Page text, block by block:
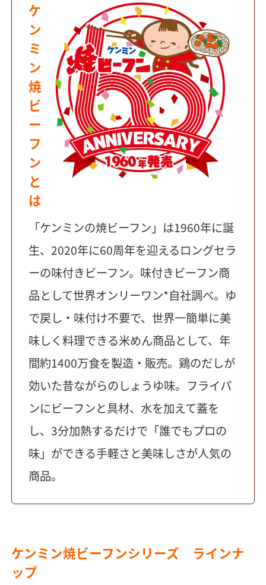
ケ
ン
ミ
ン
焼
ビ
ー
フ
ン
と
は
「ケンミンの焼ビーフン」は1960年に誕
生、2020年に60周年を迎えるロングセラ
ーの味付きビーフン。味付きビーフン商
品として世界オンリーワン*自社調べ。ゆ
で戻し・味付け不要で、世界一簡単に美
味しく料理できる米めん商品として、年
間約1400万食を製造・販売。鶏のだしが
効いた昔ながらのしょうゆ味。フライパ
ンにビーフンと具材、水を加えて蓋を
し、3分加熱するだけで「誰でもプロの
味」ができる手軽さと美味しさが人気の
商品。
ケンミン焼ビーフンシリーズ ラインナ
ップ